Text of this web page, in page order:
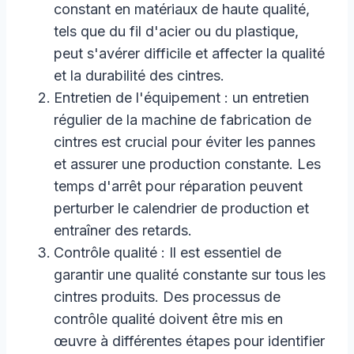
constant en matériaux de haute qualité,
tels que du fil d'acier ou du plastique,
peut s'avérer difficile et affecter la qualité
et la durabilité des cintres.
Entretien de l'équipement : un entretien
régulier de la machine de fabrication de
cintres est crucial pour éviter les pannes
et assurer une production constante. Les
temps d'arrêt pour réparation peuvent
perturber le calendrier de production et
entraîner des retards.
Contrôle qualité : Il est essentiel de
garantir une qualité constante sur tous les
cintres produits. Des processus de
contrôle qualité doivent être mis en
œuvre à différentes étapes pour identifier